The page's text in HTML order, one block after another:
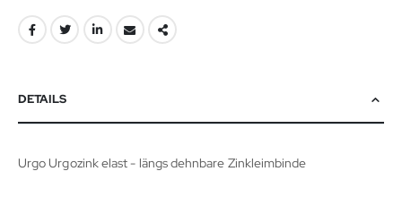
DETAILS
Urgo Urgozink elast - längs dehnbare Zinkleimbinde